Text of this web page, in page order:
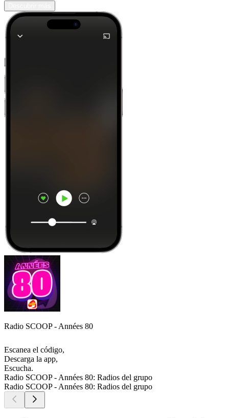
Radio SCOOP - Années 80
Escanea el código,
Descarga la app,
Escucha.
Radio SCOOP - Années 80: Radios del grupo
Radio SCOOP - Années 80: Radios del grupo